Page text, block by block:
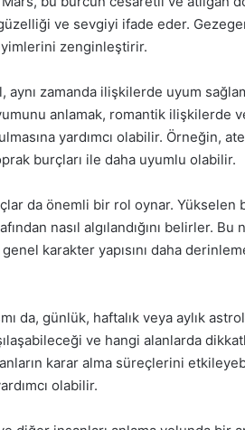
ve sevgiyi ifade eder.
zenginleştirir.
zamanda ilişkilerde uyum
anlamak, romantik ilişkilerde
yardımcı olabilir. Örneğin,
burçları ile daha uyumlu olabilir.
da önemli bir rol oynar. Yükselen
nasıl algılandığını belirler. Bu
karakter yapısını daha
da, günlük, haftalık veya aylık
ve hangi alanlarda
karar alma süreçlerini
olabilir.